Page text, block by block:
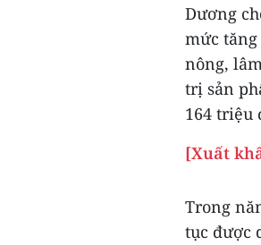
Dương
mức
nông,
trị sản
164 triệu
[Xuất
Trong
tục được